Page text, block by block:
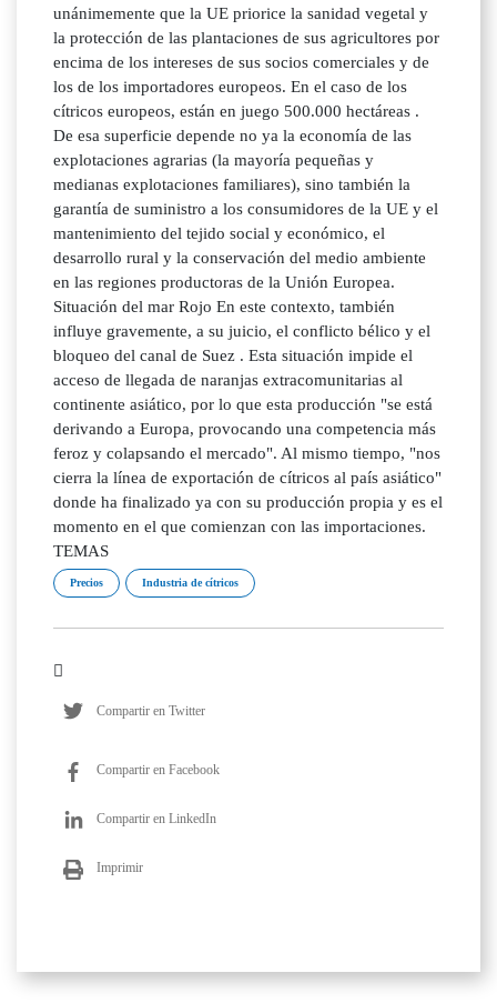
unánimemente que la UE priorice la sanidad vegetal y
la protección de las plantaciones de sus agricultores por
encima de los intereses de sus socios comerciales y de
los de los importadores europeos. En el caso de los
cítricos europeos, están en juego 500.000 hectáreas .
De esa superficie depende no ya la economía de las
explotaciones agrarias (la mayoría pequeñas y
medianas explotaciones familiares), sino también la
garantía de suministro a los consumidores de la UE y el
mantenimiento del tejido social y económico, el
desarrollo rural y la conservación del medio ambiente
en las regiones productoras de la Unión Europea.
Situación del mar Rojo En este contexto, también
influye gravemente, a su juicio, el conflicto bélico y el
bloqueo del canal de Suez . Esta situación impide el
acceso de llegada de naranjas extracomunitarias al
continente asiático, por lo que esta producción "se está
derivando a Europa, provocando una competencia más
feroz y colapsando el mercado". Al mismo tiempo, "nos
cierra la línea de exportación de cítricos al país asiático"
donde ha finalizado ya con su producción propia y es el
momento en el que comienzan con las importaciones.
TEMAS
Precios Industria de cítricos
Compartir en Twitter
Compartir en Facebook
Compartir en LinkedIn
Imprimir